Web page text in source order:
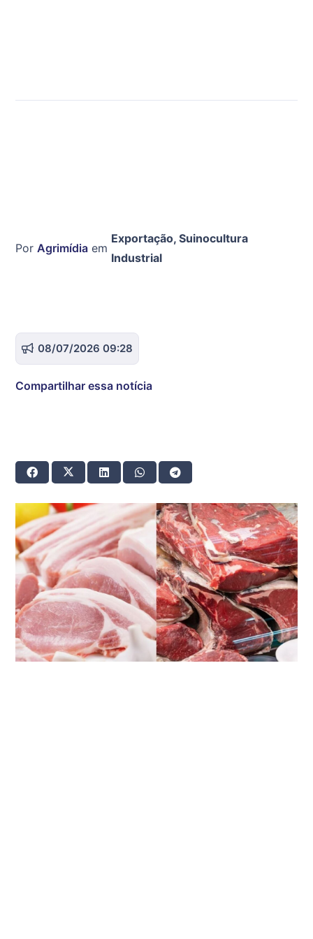
Por Agrimídia em
Exportação, Suinocultura
Industrial
08/07/2026 09:28
Compartilhar essa notícia